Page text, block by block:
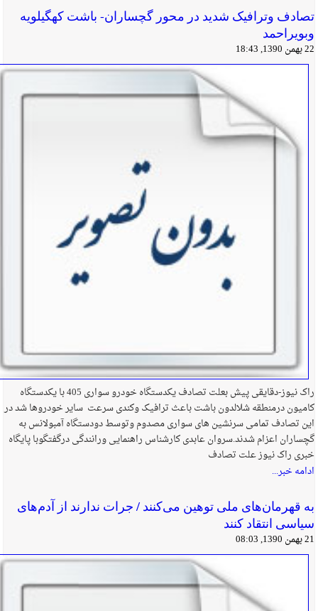
تصادف وترافیک شدید در محور گچساران- باشت کهگیلویه
وبویراحمد
22 بهمن 1390, 18:43
راک نیوز-دقایقی پیش بعلت تصادف یکدستگاه خودرو سواری 405 با یکدستگاه
کامیون درمنطقه شلالدون باشت باعث ترافیک وکندی سرعت سایر خودروها شد در
این تصادف تمامی سرنشین های سواری مصدوم وتوسط دودستگاه آمبولانس به
گچساران اعزام شدند.سروان عابدی کارشناس راهنمایی ورانندگی درگفتگوبا پایگاه
خبری راک نیوز علت تصادف
ادامه خبر...
به قهرمان‌های ملی توهین می‌کنند / جرات ندارند از آدم‌های
سیاسی انتقاد کنند
21 بهمن 1390, 08:03